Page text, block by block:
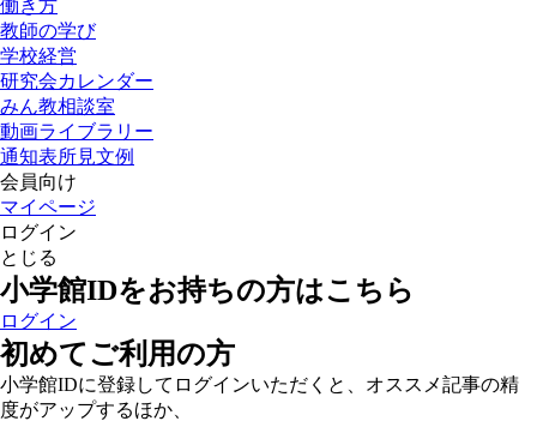
働き方
教師の学び
学校経営
研究会カレンダー
みん教相談室
動画ライブラリー
通知表所見文例
会員向け
マイページ
ログイン
とじる
小学館IDをお持ちの方はこちら
ログイン
初めてご利用の方
小学館IDに登録してログインいただくと、オススメ記事の精
度がアップするほか、